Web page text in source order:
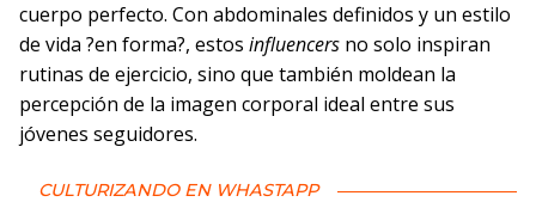
cuerpo perfecto. Con abdominales definidos y un estilo
de vida ?en forma?, estos influencers no solo inspiran
rutinas de ejercicio, sino que también moldean la
percepción de la imagen corporal ideal entre sus
jóvenes seguidores.
CULTURIZANDO EN WHASTAPP